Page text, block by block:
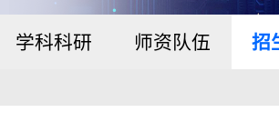
学科科研 师资队伍 招